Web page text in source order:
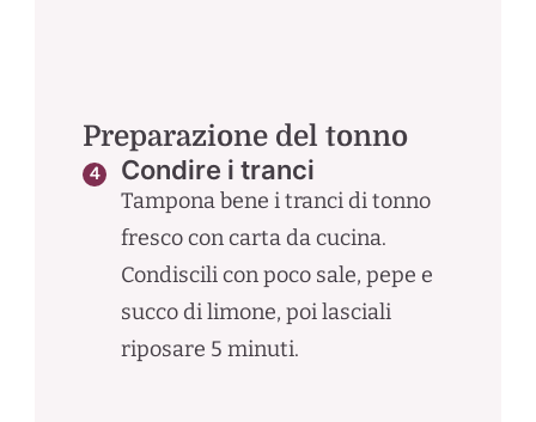
Preparazione del tonno
Condire i tranci
Tampona bene i tranci di tonno
fresco con carta da cucina.
Condiscili con poco sale, pepe e
succo di limone, poi lasciali
riposare 5 minuti.